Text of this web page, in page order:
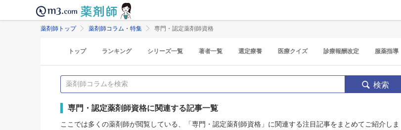
薬剤師トップ 薬剤師コラム・特集 専門・認定薬剤師資格
トップ ランキング シリーズ一覧 著者一覧 選定療養 医療クイズ 診療報酬改定 服薬指導
検索
専門・認定薬剤師資格に関連する記事一覧
ここでは多くの薬剤師が閲覧している、「専門・認定薬剤師資格」に関連する注目記事をまとめてご紹介しま